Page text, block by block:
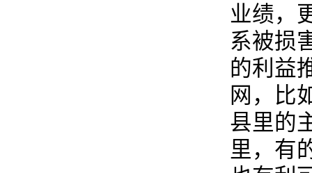
业绩，
系被损
的利益
网，比
县里的
里，有